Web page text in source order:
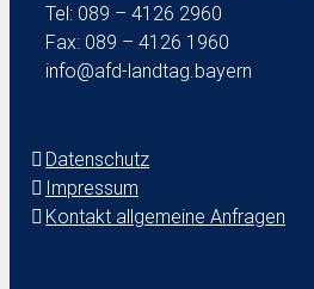
Tel: 089 – 4126 2960
Fax: 089 – 4126 1960
info@afd-landtag.bayern
Datenschutz
Impressum
Kontakt allgemeine Anfragen